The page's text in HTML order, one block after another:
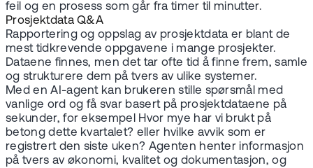
feil og en prosess som går fra timer til minutter.
Prosjektdata Q&A
Rapportering og oppslag av prosjektdata er blant de
mest tidkrevende oppgavene i mange prosjekter.
Dataene finnes, men det tar ofte tid å finne frem, samle
og strukturere dem på tvers av ulike systemer.
Med en AI-agent kan brukeren stille spørsmål med
vanlige ord og få svar basert på prosjektdataene på
sekunder, for eksempel Hvor mye har vi brukt på
betong dette kvartalet? eller hvilke avvik som er
registrert den siste uken? Agenten henter informasjon
på tvers av økonomi, kvalitet og dokumentasjon, og